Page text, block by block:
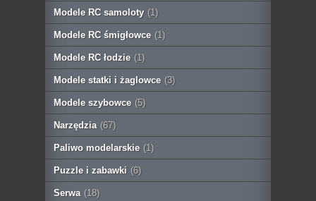
Modele RC samoloty (1)
Modele RC śmigłowce (1)
Modele RC łodzie (1)
Modele statki i żaglowce (3)
Modele szybowce (5)
Narzędzia (67)
Paliwo modelarskie (1)
Puzzle i zabawki (6)
Serwa (18)